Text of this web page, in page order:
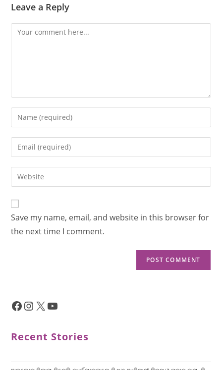
Leave a Reply
Save my name, email, and website in this browser for
the next time I comment.
Recent Stories